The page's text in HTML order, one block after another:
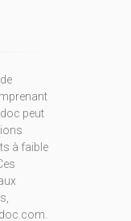
peut
à faible